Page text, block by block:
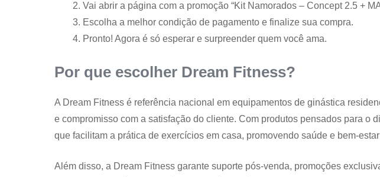
Vai abrir a página com a promoção “Kit Namorados – Concept 2.5 +
Escolha a melhor condição de pagamento e finalize sua compra.
Pronto! Agora é só esperar e surpreender quem você ama.
Por que escolher Dream Fitness?
A Dream Fitness é referência nacional em equipamentos de ginástica
e compromisso com a satisfação do cliente. Com produtos pensados para o
que facilitam a prática de exercícios em casa, promovendo saúde e bem-
Além disso, a Dream Fitness garante suporte pós-venda, promoções